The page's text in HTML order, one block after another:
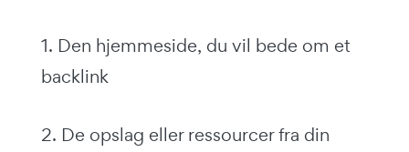
1. Den hjemmeside, du vil bede om et
backlink
2. De opslag eller ressourcer fra din